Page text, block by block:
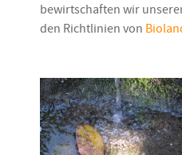
bewirtschaften wir
den Richtlinien von